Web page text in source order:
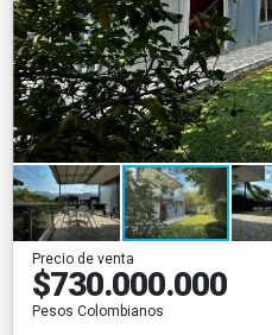
Precio de venta
$730.000.000
Pesos Colombianos